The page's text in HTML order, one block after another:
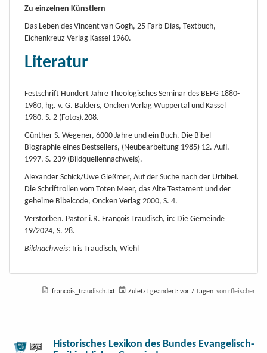
Zu einzelnen Künstlern
Das Leben des Vincent van Gogh, 25 Farb-Dias, Textbuch,
Eichenkreuz Verlag Kassel 1960.
Literatur
Festschrift Hundert Jahre Theologisches Seminar des BEFG 1880-
1980, hg. v. G. Balders, Oncken Verlag Wuppertal und Kassel
1980, S. 2 (Fotos).208.
Günther S. Wegener, 6000 Jahre und ein Buch. Die Bibel –
Biographie eines Bestsellers, (Neubearbeitung 1985) 12. Aufl.
1997, S. 239 (Bildquellennachweis).
Alexander Schick/Uwe Gleßmer, Auf der Suche nach der Urbibel.
Die Schriftrollen vom Toten Meer, das Alte Testament und der
geheime Bibelcode, Oncken Verlag 2000, S. 4.
Verstorben. Pastor i.R. François Traudisch, in: Die Gemeinde
19/2024, S. 28.
Bildnachweis: Iris Traudisch, Wiehl
francois_traudisch.txt Zuletzt geändert: vor 7 Tagen von rfleischer
Historisches Lexikon des Bundes Evangelisch-